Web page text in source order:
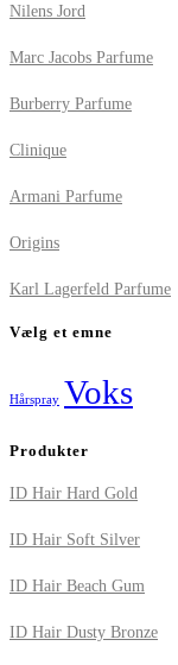
Nilens Jord
Marc Jacobs Parfume
Burberry Parfume
Clinique
Armani Parfume
Origins
Karl Lagerfeld Parfume
Vælg et emne
Hårspray Voks
Produkter
ID Hair Hard Gold
ID Hair Soft Silver
ID Hair Beach Gum
ID Hair Dusty Bronze